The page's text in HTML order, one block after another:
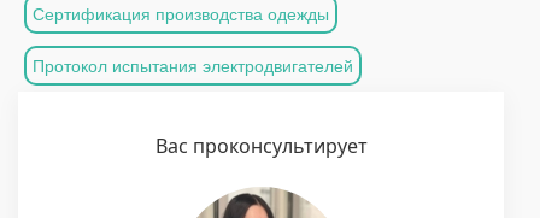
Сертификация производства одежды
Протокол испытания электродвигателей
Вас проконсультирует